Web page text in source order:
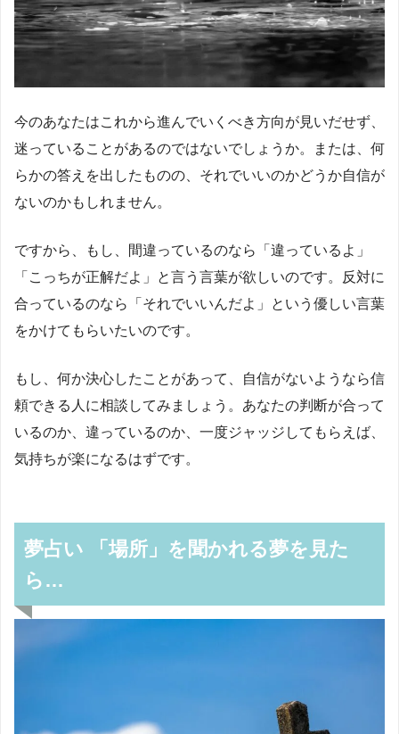
今のあなたはこれから進んでいくべき方向が見いだせず、
迷っていることがあるのではないでしょうか。または、何
らかの答えを出したものの、それでいいのかどうか自信が
ないのかもしれません。
ですから、もし、間違っているのなら「違っているよ」
「こっちが正解だよ」と言う言葉が欲しいのです。反対に
合っているのなら「それでいいんだよ」という優しい言葉
をかけてもらいたいのです。
もし、何か決心したことがあって、自信がないようなら信
頼できる人に相談してみましょう。あなたの判断が合って
いるのか、違っているのか、一度ジャッジしてもらえば、
気持ちが楽になるはずです。
夢占い 「場所」を聞かれる夢を見た
ら…